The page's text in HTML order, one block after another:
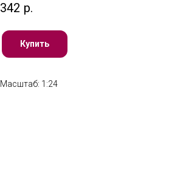
342 р.
Купить
Масштаб: 1:24